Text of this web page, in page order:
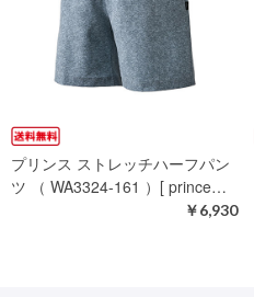
プリンス ストレッチハーフパン
ツ （ WA3324-161 ）[ prince…
￥6,930